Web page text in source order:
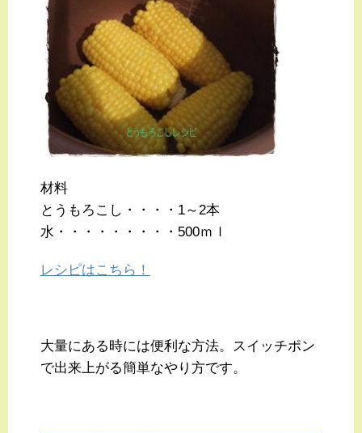
材料
とうもろこし・・・・1～2本
水・・・・・・・・・500ｍｌ
レシピはこちら！
大量にある時には便利な方法。スイッチポン
で出来上がる簡単なやり方です。